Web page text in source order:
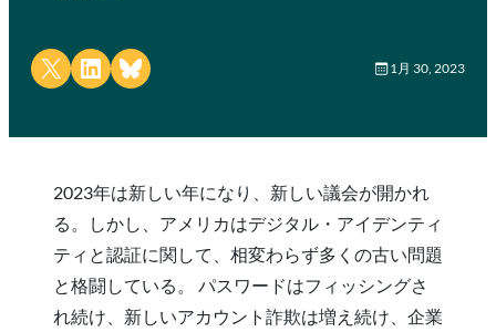
Share on X Share on LinkedIn
Share on Bluesky 1月 30, 2023
2023年は新しい年になり、新しい議会が開かれ
る。しかし、アメリカはデジタル・アイデンティ
ティと認証に関して、相変わらず多くの古い問題
と格闘している。 パスワードはフィッシングさ
れ続け、新しいアカウント詐欺は増え続け、企業